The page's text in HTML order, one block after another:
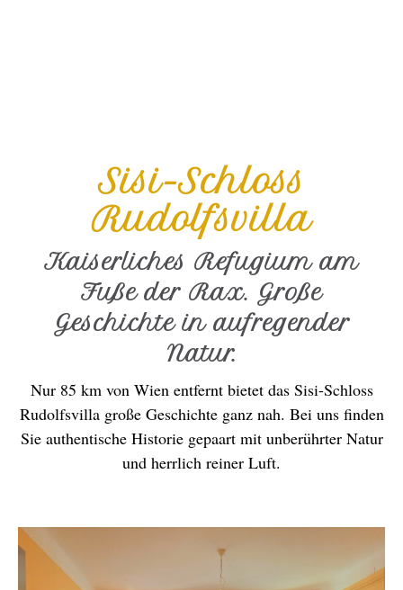
Sisi-Schloss
Rudolfsvilla
Kaiserliches Refugium am
Fuße der Rax. Große
Geschichte in aufregender
Natur.
Nur 85 km von Wien entfernt bietet das Sisi-Schloss
Rudolfsvilla große Geschichte ganz nah. Bei uns finden
Sie authentische Historie gepaart mit unberührter Natur
und herrlich reiner Luft.